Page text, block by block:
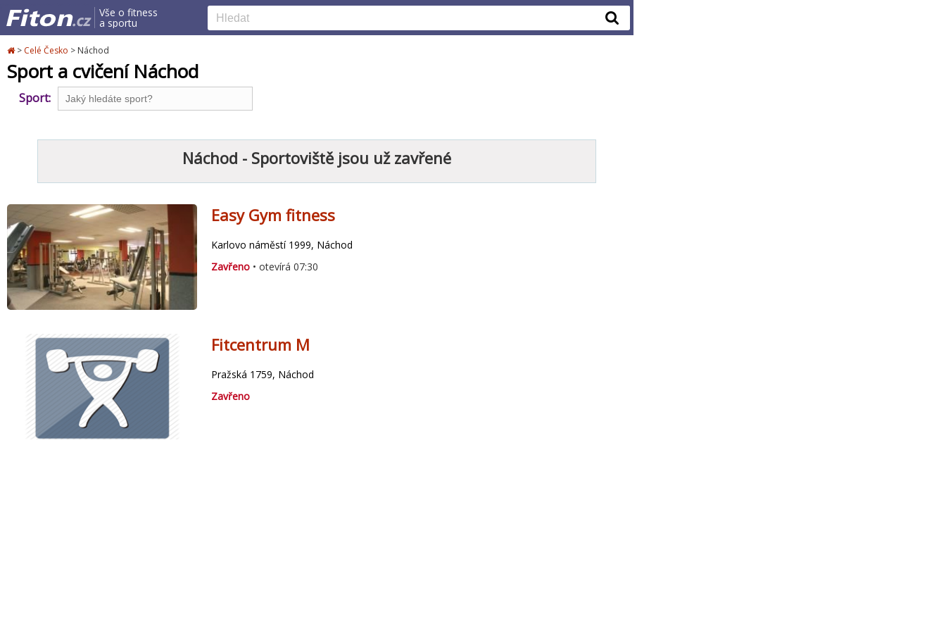
Vše o fitness
a sportu
> Celé Česko > Náchod
Sport a cvičení Náchod
Sport:
Náchod - Sportoviště jsou už zavřené
Easy Gym fitness
Karlovo náměstí 1999, Náchod
Zavřeno • otevírá 07:30
Fitcentrum M
Pražská 1759, Náchod
Zavřeno